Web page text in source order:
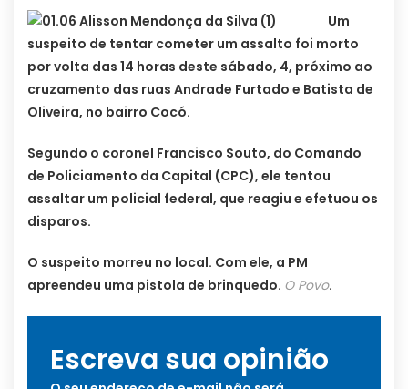
Um
suspeito de tentar cometer um assalto foi morto
por volta das 14 horas deste sábado, 4, próximo ao
cruzamento das ruas Andrade Furtado e Batista de
Oliveira, no bairro Cocó.
Segundo o coronel Francisco Souto, do Comando
de Policiamento da Capital (CPC), ele tentou
assaltar um policial federal, que reagiu e efetuou os
disparos.
O suspeito morreu no local. Com ele, a PM
apreendeu uma pistola de brinquedo. O Povo.
Escreva sua opinião